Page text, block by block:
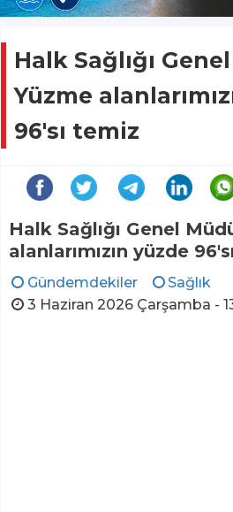
Halk Sağlığı
Yüzme
96'sı temiz
Halk Sağlığı Genel
alanlarımızın yüzde
Gündemdekiler
Sağlık
3 Haziran 2026 Çarşamba -